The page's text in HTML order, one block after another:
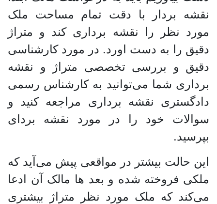
نقشه بردار با دقت تمام مساحت ملک
مورد نظر را نقشه برداری کند و متراژ
دقیق را به دست اورد. در مورد کارشناسی
دقیق و بررسی تخصصی متراژ و نقشه
برداری شما می‌توانید به کارشناس رسمی
دادگستری نقشه برداری مراجعه کنید و
سوالات خود را در مورد نقشه بردای
بپرسید.
این حالت بیشتر در مواقعی پیش می‌آید که
ملکی فروخته شده و بعد ها مالک آن ادعا
می‌کند که ملک مورد نظر متراژ بیشتری